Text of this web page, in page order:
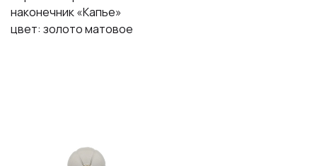
наконечник «Капье»
цвет: золото матовое